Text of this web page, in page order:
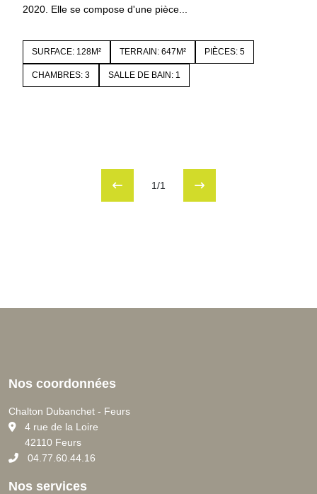
2020. Elle se compose d'une pièce...
SURFACE: 128M² TERRAIN: 647M² PIÈCES: 5
CHAMBRES: 3 SALLE DE BAIN: 1
1/1
Nos coordonnées
Chalton Dubanchet - Feurs
4 rue de la Loire
42110 Feurs
04.77.60.44.16
Nos services